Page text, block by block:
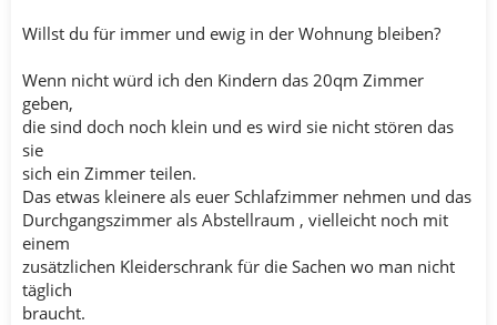
Willst du für immer und ewig in der Wohnung bleiben?
Wenn nicht würd ich den Kindern das 20qm Zimmer
geben,
die sind doch noch klein und es wird sie nicht stören das
sie
sich ein Zimmer teilen.
Das etwas kleinere als euer Schlafzimmer nehmen und das
Durchgangszimmer als Abstellraum , vielleicht noch mit
einem
zusätzlichen Kleiderschrank für die Sachen wo man nicht
täglich
braucht.